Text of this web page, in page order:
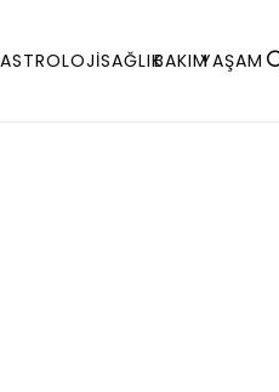
ASTROLOJISAĞLIKBAKIMYAŞAM